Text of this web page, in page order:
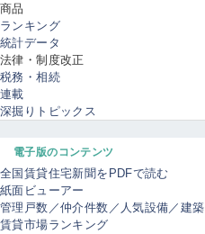
商品
ランキング
統計データ
法律・制度改正
税務・相続
連載
深掘りトピックス
電子版のコンテンツ
全国賃貸住宅新聞をPDFで読む
紙面ビューアー
管理戸数／仲介件数／人気設備／建築
賃貸市場ランキング